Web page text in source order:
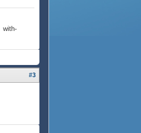
with-
#3